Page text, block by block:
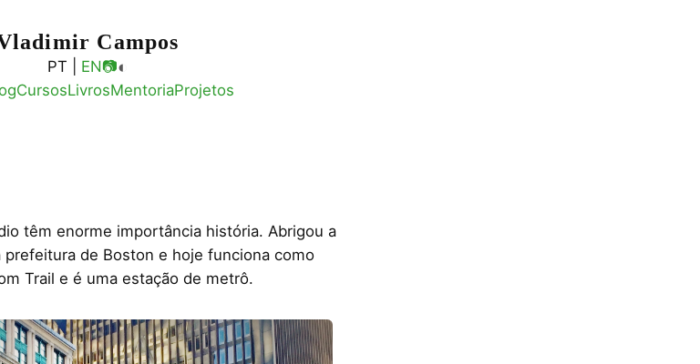
Campos
PT | EN📷◐
CursosLivrosMentoriaProjetos
têm enorme importância história. Abrigou a
de Boston e hoje funciona como
Trail e é uma estação de metrô.